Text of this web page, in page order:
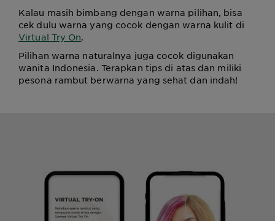
Kalau masih bimbang dengan warna pilihan, bisa
cek dulu warna yang cocok dengan warna kulit di
Virtual Try On.
Pilihan warna naturalnya juga cocok digunakan
wanita Indonesia. Terapkan tips di atas dan miliki
pesona rambut berwarna yang sehat dan indah!